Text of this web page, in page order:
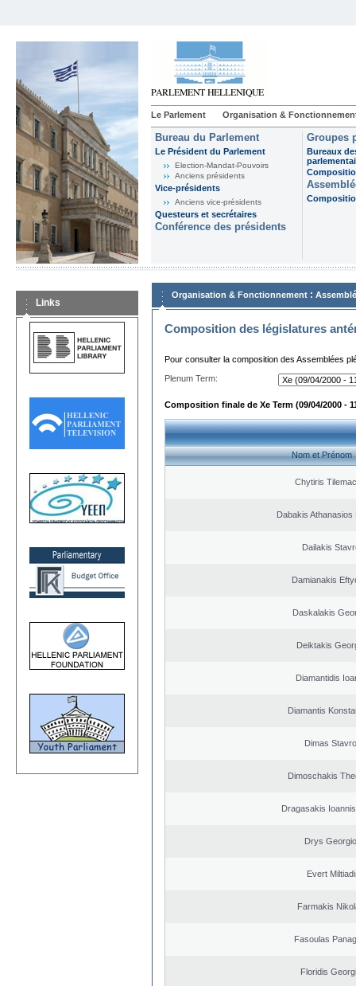
Le Parlement Organisation &
Bureau du Parlement
Le Président du Parlement
Election-Mandat-Pouvoirs
Anciens présidents
Vice-présidents
Anciens vice-présidents
Questeurs et secrétaires
Conférence des présidents
Groupes
Bureaux
Links
Organisation & Fonctionnement :
Composition des législatures
Pour consulter la composition des Assemblées
Plenum Term:
Composition finale de Xe Term (09/04/2000 -
Nom et Prénom
Chytiris
Dabakis Athanasios
Dailakis
Damianakis
Daskalakis
Deiktakis
Diamantidis
Diamantis
Dimas
Dimoschakis
Dragasakis
Drys
Evert
Farmakis
Fasoulas
Floridis